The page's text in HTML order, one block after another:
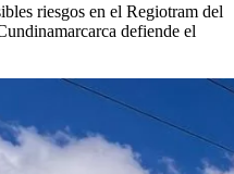
riesgos en el Regiotram del
defiende el